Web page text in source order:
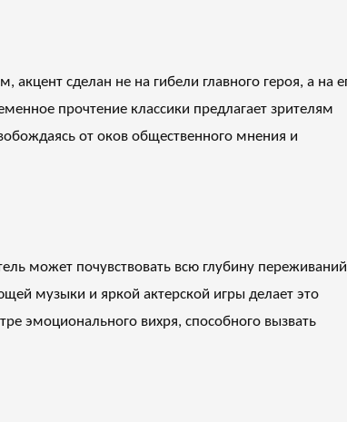
сделан не на гибели главного героя, а на
прочтение классики предлагает зрителям
от оков общественного мнения и
может почувствовать всю глубину переживаний
музыки и яркой актерской игры делает это
эмоционального вихря, способного вызвать